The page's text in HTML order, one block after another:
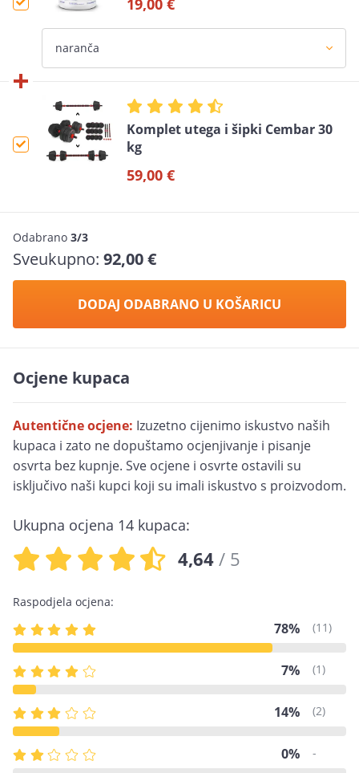
19,00 €
Komplet utega i šipki Cembar 30
kg
59,00 €
Odabrano 3/3
Sveukupno: 92,00 €
DODAJ ODABRANO U KOŠARICU
Ocjene kupaca
Autentične ocjene: Izuzetno cijenimo iskustvo naših
kupaca i zato ne dopuštamo ocjenjivanje i pisanje
osvrta bez kupnje. Sve ocjene i osvrte ostavili su
isključivo naši kupci koji su imali iskustvo s proizvodom.
Ukupna ocjena 14 kupaca:
4,64/ 5
Raspodjela ocjena:
78% (11)
7% (1)
14% (2)
0% -